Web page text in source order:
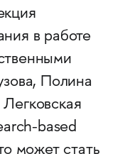
в работе
Полина
based
может стать